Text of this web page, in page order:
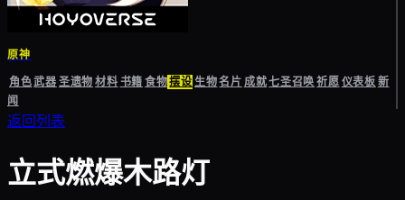
原神
角色武器圣遗物材料书籍食物摆设生物名片成就七圣召唤祈愿仪表板新
闻
返回列表
立式燃爆木路灯